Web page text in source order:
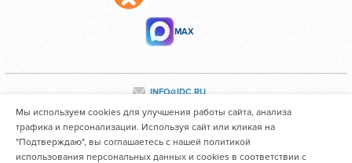
МАХ
INFO@IDC.RU
Все персональные данные сотрудников размещены с их
Мы используем cookies для улучшения работы сайта, анализа
трафика и персонализации. Используя сайт или кликая на
"Подтверждаю", вы соглашаетесь с нашей политикой
использования персональных данных и cookies в соответствии с